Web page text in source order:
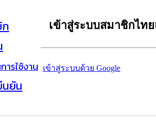
รใช้งาน
ยัน
เข้าสู่ระบบสมาชิกไท
เข้าสู่ระบบด้วย Google